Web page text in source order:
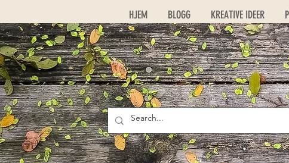
HJEM BLOGG KREATIVE IDEER